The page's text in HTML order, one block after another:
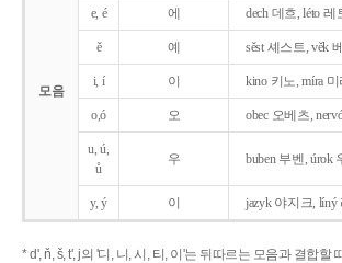
모음
e, é 에 dech 데흐, léto 레
ě 예 sěst 셰스트, věk
i, í 이 kino 키노, míra
o,ó 오 obec 오베츠,
u, ú,
ů
우 buben 부벤, úrok
y, ý 이 jazyk야지크, líný
* d', ň, š, t', j의 '디, 니, 시, 티, 이'는 뒤따르는 모음과 결합할